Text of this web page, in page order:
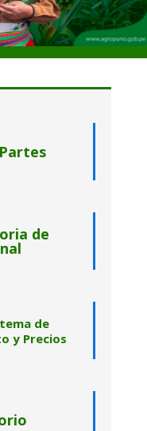
de
de
y Precios